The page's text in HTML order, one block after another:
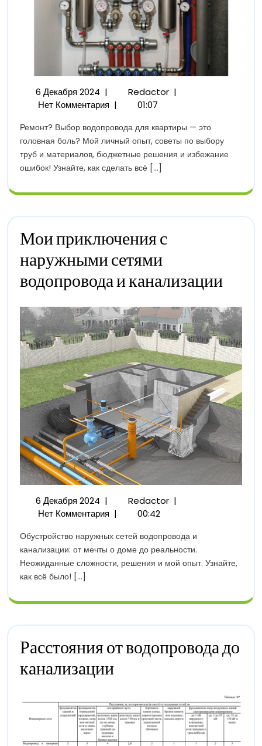
6 Декабря 20246
Декабря
| RedactorВыбор
Квартиры:
Личный
Опыт
|
Нет Комментария | 01:07
Ремонт? Выбор водопровода для квартиры — это
головная боль? Мой личный опыт, советы по выбору
труб и материалов, бюджетные решения и избежание
ошибок! Узнайте, как сделать всё [...]
Мои приключения с
наружными сетями
водопровода и канализацииМои
Сетями
И
6 Декабря 20246
Декабря
| RedactorМои
Наружными
Сетями
Водопровода
|
Нет Комментария | 00:42
Обустройство наружных сетей водопровода и
канализации: от мечты о доме до реальности.
Неожиданные сложности, решения и мой опыт. Узнайте,
как всё было! [...]
Расстояния от водопровода до
канализацииРасстояния
От
Канализации